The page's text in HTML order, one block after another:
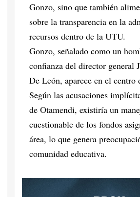
Gonzo, sino que también
sobre la transparencia en la
recursos dentro de la UTU.
Gonzo, señalado como un
confianza del director general
De León, aparece en el centro
Según las acusaciones
de Otamendi, existiría un
cuestionable de los fondos
área, lo que genera
comunidad educativa.